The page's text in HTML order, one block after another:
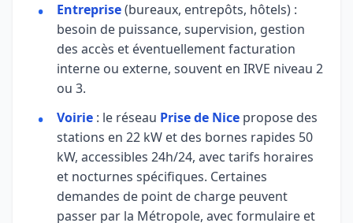
Entreprise(bureaux, entrepôts, hôtels) :
besoin de puissance, supervision, gestion
des accès et éventuellement facturation
interne ou externe, souvent en IRVE niveau 2
ou 3.
Voirie : le réseau Prise de Nice propose des
stations en 22 kW et des bornes rapides 50
kW, accessibles 24h/24, avec tarifs horaires
et nocturnes spécifiques. Certaines
demandes de point de charge peuvent
passer par la Métropole, avec formulaire et